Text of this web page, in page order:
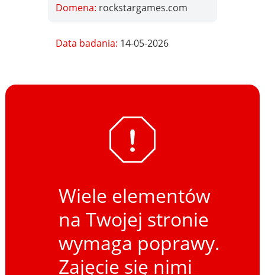
Domena: rockstargames.com
Data badania: 14-05-2026
Wiele elementów
na Twojej stronie
wymaga poprawy.
Zajęcie się nimi